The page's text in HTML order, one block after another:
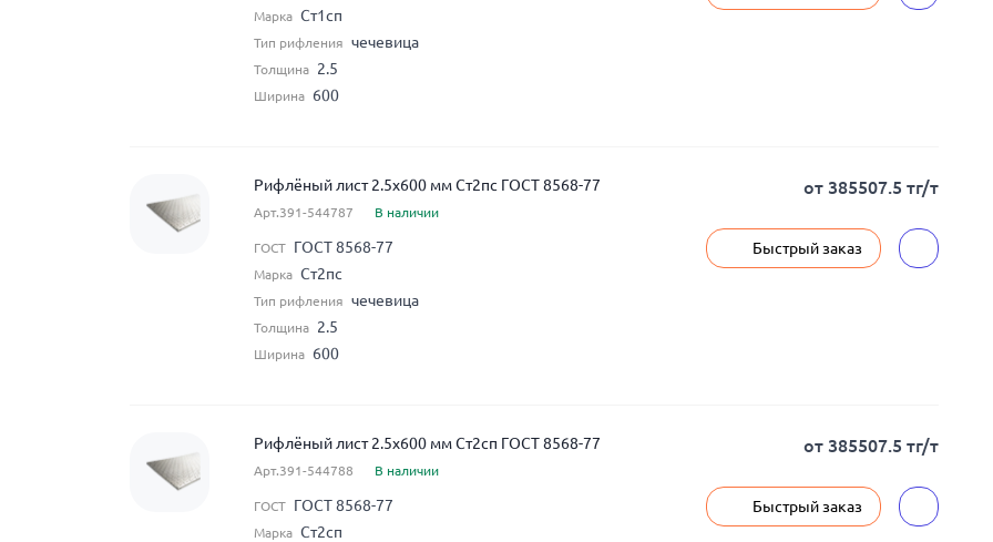
Марка Ст1сп
Тип рифления чечевица
Толщина 2.5
Ширина 600
Рифлёный лист 2.5x600 мм Ст2пс ГОСТ 8568-77
Арт.391-544787 В наличии
ГОСТ ГОСТ 8568-77
Марка Ст2пс
Тип рифления чечевица
Толщина 2.5
Ширина 600
от 385507.5 тг/т
Быстрый заказ
Рифлёный лист 2.5x600 мм Ст2сп ГОСТ 8568-77
Арт.391-544788 В наличии
ГОСТ ГОСТ 8568-77
Марка Ст2сп
от 385507.5 тг/т
Быстрый заказ